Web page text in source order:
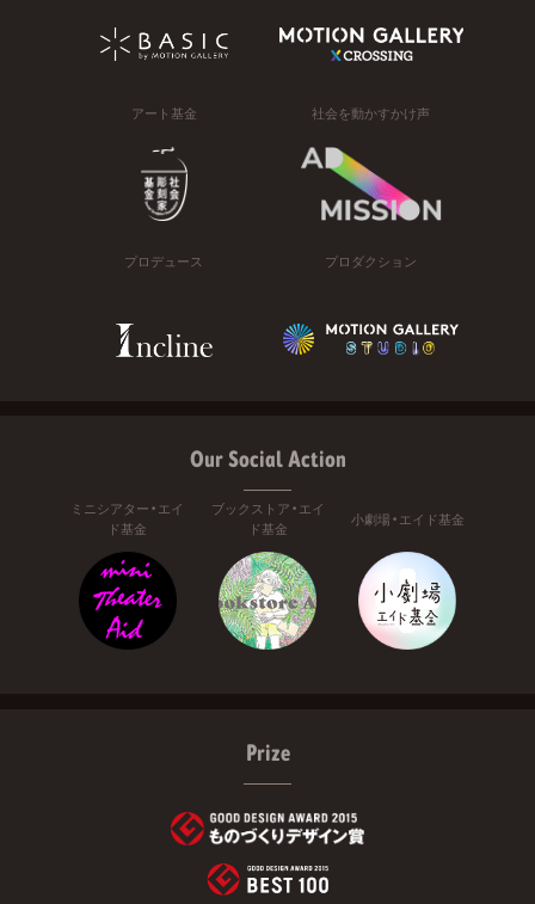
アート基金 社会を動かすかけ声
プロデュース プロダクション
Our Social Action
ミニシアター・エイ
ド基金
ブックストア・エイ
ド基金
小劇場・エイド基金
Prize